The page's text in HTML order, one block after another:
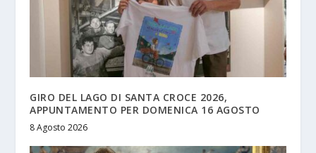
GIRO DEL LAGO DI SANTA CROCE 2026,
APPUNTAMENTO PER DOMENICA 16 AGOSTO
8 Agosto 2026